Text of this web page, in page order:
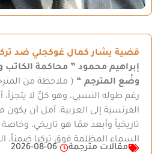
قضية يشار كمال غوكجلي ضد
إبراهيم محمود ” محاكمة الكاتب
وضْع المترجم “ ( ملاحظة من
رغم طوله النسبي، وهو كلٌّ لا
الفرنسية إلى العربية، آمل أن يكون
تاريخياً وأبعد ممّا هو تاريخي،
السماء المظلمة فوق تركيا ضمناً،
مقالات مترجمة
2026-08-06